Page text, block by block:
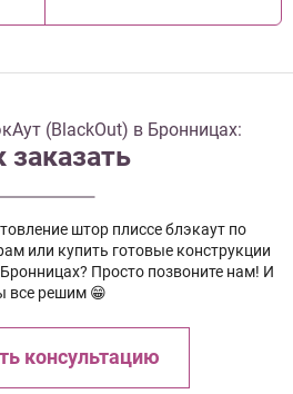
(BlackOut) в Бронницах:
заказать
штор плиссе блэкаут по
или купить готовые конструкции
Просто позвоните нам! И
все решим 😁
консультацию